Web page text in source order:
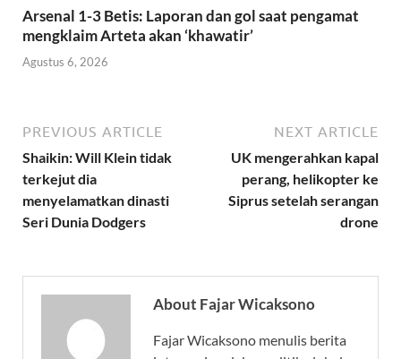
Arsenal 1-3 Betis: Laporan dan gol saat pengamat
mengklaim Arteta akan ‘khawatir’
Agustus 6, 2026
PREVIOUS ARTICLE
Shaikin: Will Klein tidak
terkejut dia
menyelamatkan dinasti
Seri Dunia Dodgers
NEXT ARTICLE
UK mengerahkan kapal
perang, helikopter ke
Siprus setelah serangan
drone
About Fajar Wicaksono
Fajar Wicaksono menulis berita